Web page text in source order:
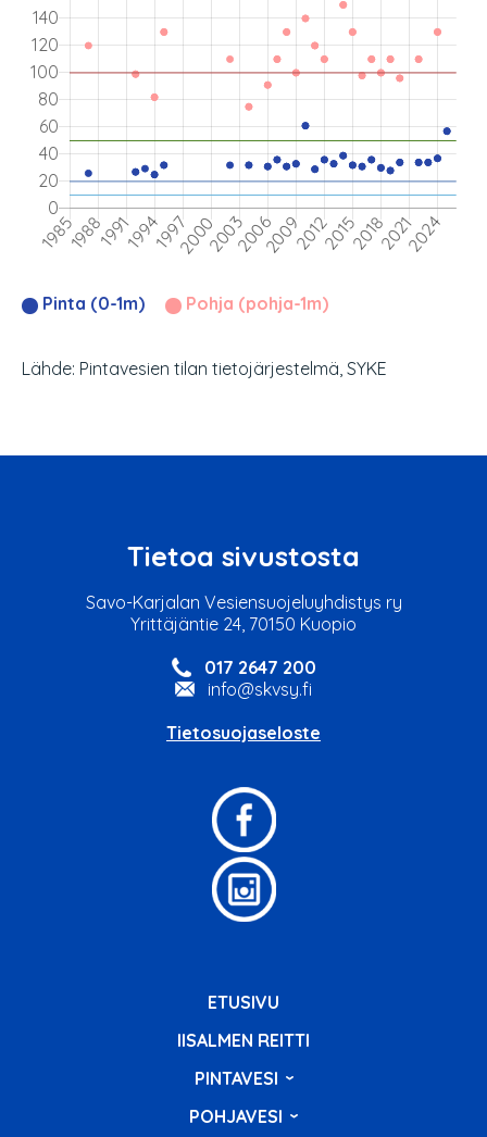
Pinta (0-1m) Pohja (pohja-1m)
Lähde: Pintavesien tilan tietojärjestelmä, SYKE
Tietoa sivustosta
Savo-Karjalan Vesiensuojeluyhdistys ry
Yrittäjäntie 24, 70150 Kuopio
017 2647 200
info@skvsy.fi
Tietosuojaseloste
ETUSIVU
IISALMEN REITTI
PINTAVESI
POHJAVESI